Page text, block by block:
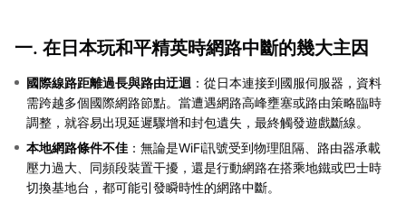
一. 在日本玩和平精英時網路中斷的幾大主因
國際線路距離過長與路由迂迴 ：從日本連接到國服伺服器，資料
需跨越多個國際網路節點。當遭遇網路高峰壅塞或路由策略臨時
調整，就容易出現延遲驟增和封包遺失，最終觸發遊戲斷線。
本地網路條件不佳 ：無論是WiFi訊號受到物理阻隔、路由器承載
壓力過大、同頻段裝置干擾，還是行動網路在搭乘地鐵或巴士時
切換基地台，都可能引發瞬時性的網路中斷。